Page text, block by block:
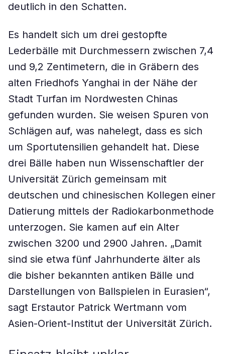
deutlich in den Schatten.
Es handelt sich um drei gestopfte
Lederbälle mit Durchmessern zwischen 7,4
und 9,2 Zentimetern, die in Gräbern des
alten Friedhofs Yanghai in der Nähe der
Stadt Turfan im Nordwesten Chinas
gefunden wurden. Sie weisen Spuren von
Schlägen auf, was nahelegt, dass es sich
um Sportutensilien gehandelt hat. Diese
drei Bälle haben nun Wissenschaftler der
Universität Zürich gemeinsam mit
deutschen und chinesischen Kollegen einer
Datierung mittels der Radiokarbonmethode
unterzogen. Sie kamen auf ein Alter
zwischen 3200 und 2900 Jahren. „Damit
sind sie etwa fünf Jahrhunderte älter als
die bisher bekannten antiken Bälle und
Darstellungen von Ballspielen in Eurasien“,
sagt Erstautor Patrick Wertmann vom
Asien-Orient-Institut der Universität Zürich.